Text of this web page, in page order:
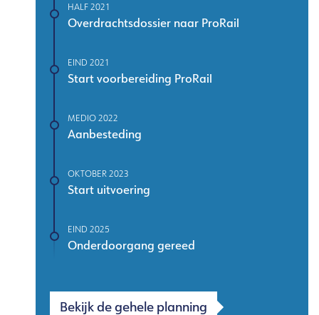
HALF 2021
Overdrachtsdossier naar ProRail
EIND 2021
Start voorbereiding ProRail
MEDIO 2022
Aanbesteding
OKTOBER 2023
Start uitvoering
EIND 2025
Onderdoorgang gereed
Bekijk de gehele planning